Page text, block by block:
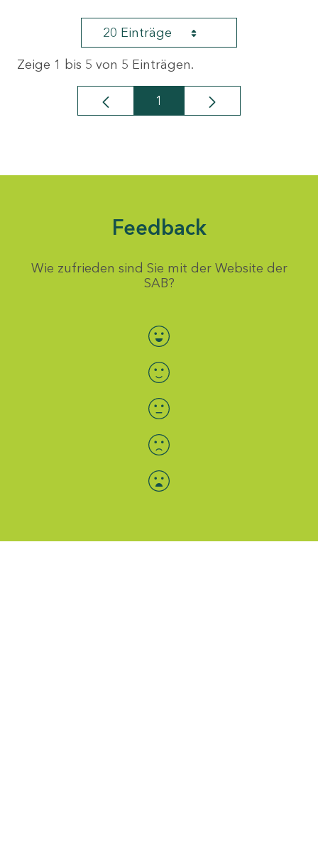
20 Einträge
Zeige 1 bis 5 von 5 Einträgen.
Seite
1
Feedback
Wie zufrieden sind Sie mit der Website der
SAB?
Bewertung auswählen